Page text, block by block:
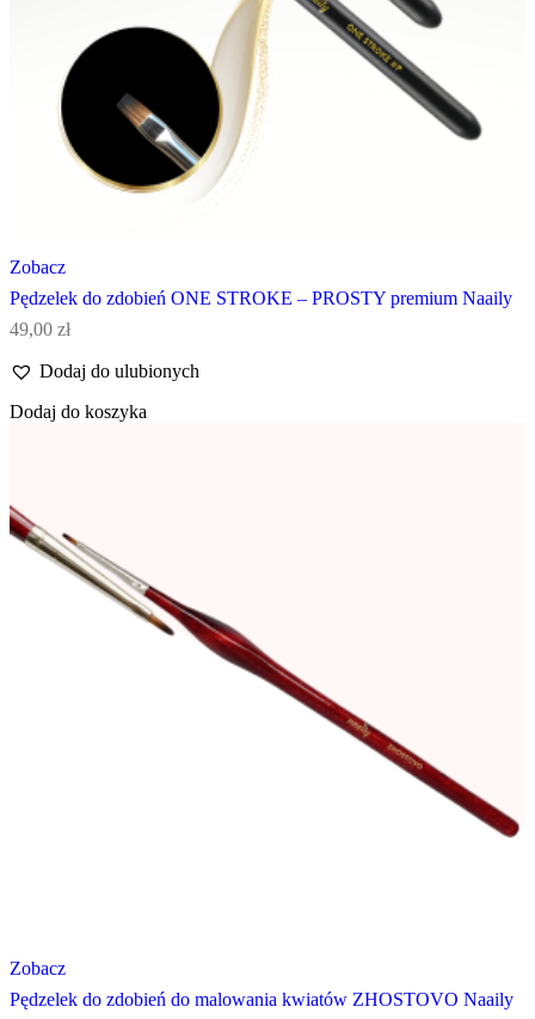
Zobacz
Pędzelek do zdobień ONE STROKE – PROSTY premium Naaily
49,00 zł
Dodaj do ulubionych
Dodaj do koszyka
Zobacz
Pędzelek do zdobień do malowania kwiatów ZHOSTOVO Naaily